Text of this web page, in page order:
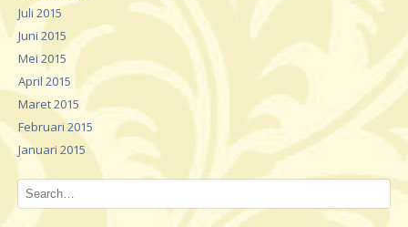
Juli 2015
Juni 2015
Mei 2015
April 2015
Maret 2015
Februari 2015
Januari 2015